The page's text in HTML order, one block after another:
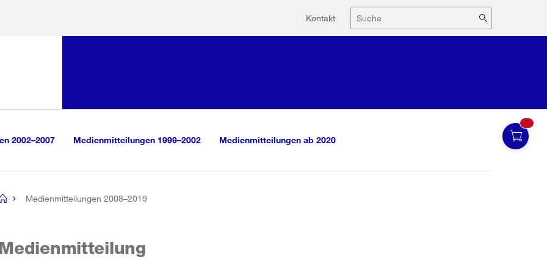
Hilfsnavigation
Kontakt Suche
2002–2007 Medienmitteilungen 1999–2002 Medienmitteilungen ab 2020
Medienmitteilungen 2008–2019